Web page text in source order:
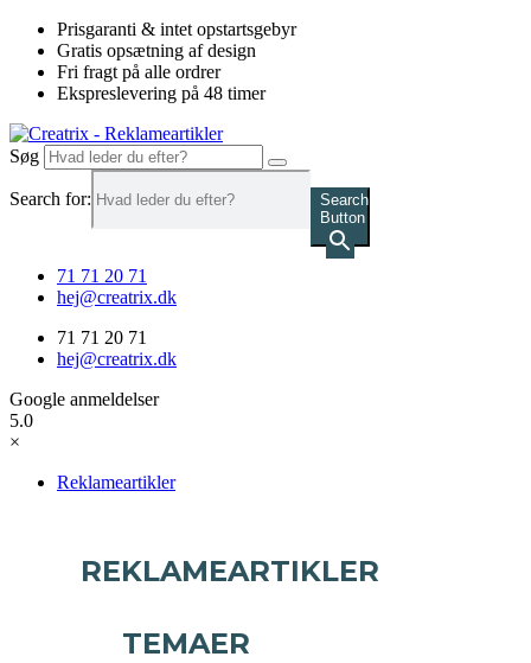
Videre
indhold
Prisgaranti & intet opstartsgebyr
Gratis opsætning af design
Fri fragt på alle ordrer
Ekspreslevering på 48 timer
Søg
Search for:
Search
Button
71 71 20 71
hej@creatrix.dk
71 71 20 71
hej@creatrix.dk
Google anmeldelser
5.0
×
Reklameartikler
REKLAMEARTIKLER
TEMAER